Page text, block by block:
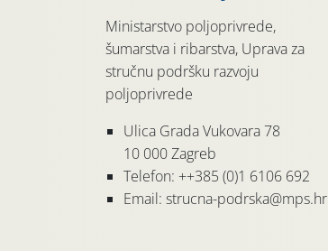
Ministarstvo poljoprivrede,
šumarstva i ribarstva, Uprava za
stručnu podršku razvoju
poljoprivrede
Ulica Grada Vukovara 78
10 000 Zagreb
Telefon: ++385 (0)1 6106 692
Email: strucna-podrska@mps.hr